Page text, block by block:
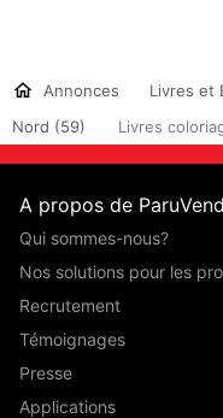
Annonces Livres et
Nord (59)
Livres
A propos de
Qui sommes-nous?
Nos solutions pour les
Recrutement
Témoignages
Presse
Applications